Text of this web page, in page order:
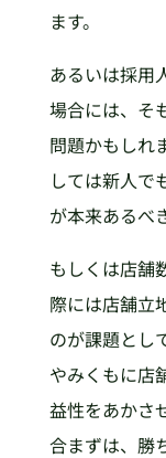
ます。
あるいは採用
場合には、そ
問題かもしれ
しては新人で
が本来あるべ
もしくは店舗
際には店舗立
のが課題とし
やみくもに店
益性をあかさ
合まずは、勝